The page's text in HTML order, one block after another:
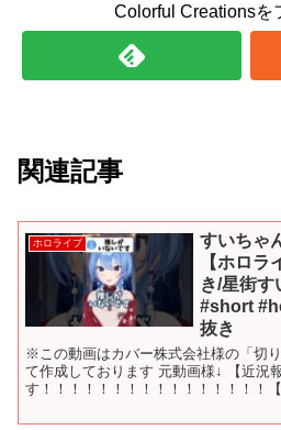
Colorful Creationsを
関連記事
ホロライブ
すいちゃ
【ホロ
き/星街
#short
抜き
※この動画はカバー株式会社様の「切
て作成しております 元動画様↓ 【近況
す！！！！！！！！！！！！！！！！